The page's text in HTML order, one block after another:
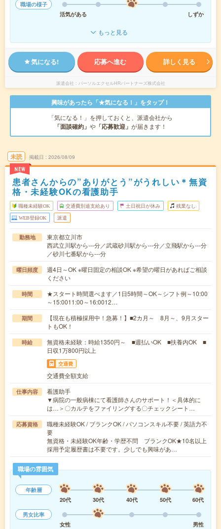
職場の様子
活気がある
しずか
もっと見る
気になる! 応募へ進む 詳しく見る
派遣会社 パーソルエクセルHRパートナーズ株式会社
興味があったら「★気になる！」をタップ！
「気になる！」を押しておくと、派遣会社から
「面談確約」 や 「応募歓迎」 が届きます！
未読
NEW
掲載日 2026/08/09
患者さんからの”ありがとう”がうれしい＊無資
格・未経験OKの看護助手
職種未経験OK 交通費別途支給あり 土日祝日が休み 残業なし
WEB登録OK 派遣
勤務地
東京都立川市
西武立川駅から---分／武蔵砂川駅から---分／立飛駅から---分
／砂川七番駅から---分
曜日頻度
週4日～OK ※曜日固定の相談OK ※希望の曜日があればご相談
ください
時間
★スタート時間選べます／1日5時間～OK～シフト例～10:00
～15:0011:00～16:0012…
期間
【現在も積極採用中！急募！】■2カ月～ 8月～、9月スター
トもOK！
時給
無資格未経験：時給1350円～ ■週払いOK ■扶養内OK ■
日収1万800円以上
交通費
交通費全額支給
仕事内容
看護助手
▼病院の一般病棟にて看護師さんのサポート！＜具体的に
は…＞〇カルテをファイリングする〇チェックシート…
応募資格
職種未経験OK / ブランクOK / パソコンスキル不要 / 英語力不
要
無資格・未経験OK年齢・学歴不問 ブランクOK★10名以上
採用予定履歴書は不要です。少しでも興味があ…
職場の雰囲気
年齢層
20代
30代 40代 50代
60代
男女比率
女性
男性